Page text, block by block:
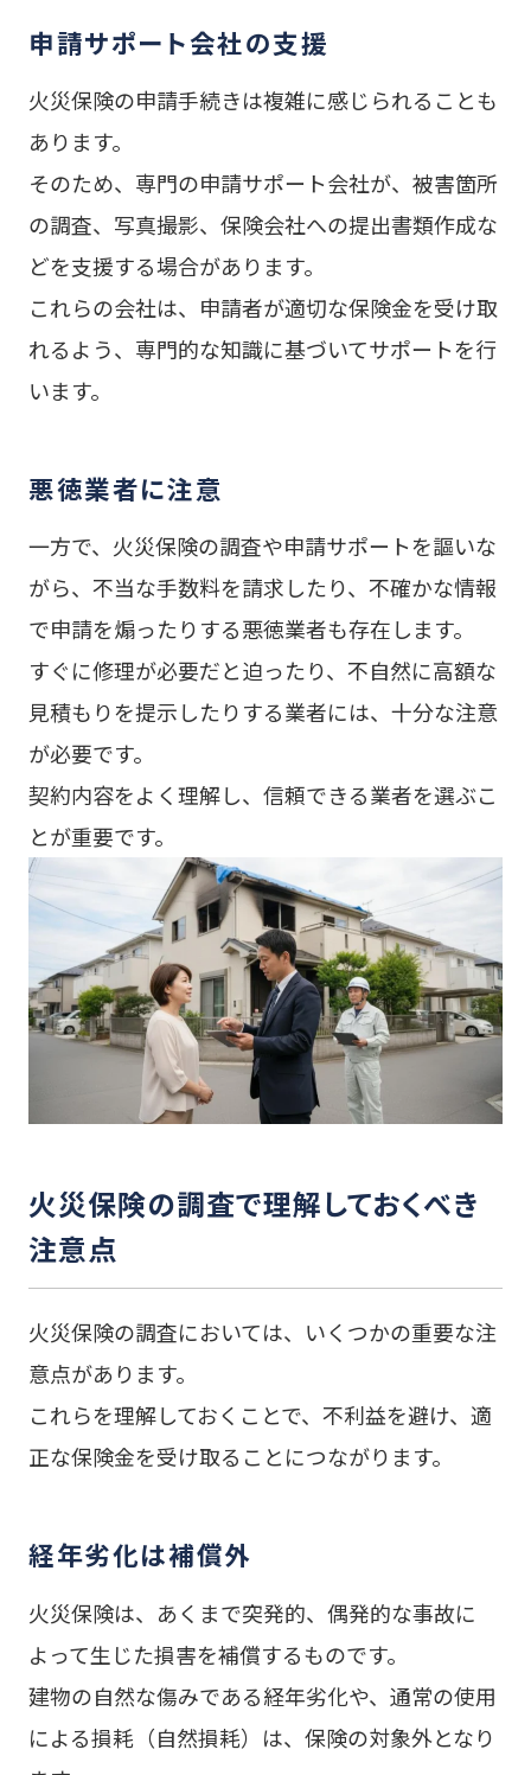
申請サポート会社の支援
火災保険の申請手続きは複雑に感じられることも
あります。
そのため、専門の申請サポート会社が、被害箇所
の調査、写真撮影、保険会社への提出書類作成な
どを支援する場合があります。
これらの会社は、申請者が適切な保険金を受け取
れるよう、専門的な知識に基づいてサポートを行
います。
悪徳業者に注意
一方で、火災保険の調査や申請サポートを謳いな
がら、不当な手数料を請求したり、不確かな情報
で申請を煽ったりする悪徳業者も存在します。
すぐに修理が必要だと迫ったり、不自然に高額な
見積もりを提示したりする業者には、十分な注意
が必要です。
契約内容をよく理解し、信頼できる業者を選ぶこ
とが重要です。
火災保険の調査で理解しておくべき
注意点
火災保険の調査においては、いくつかの重要な注
意点があります。
これらを理解しておくことで、不利益を避け、適
正な保険金を受け取ることにつながります。
経年劣化は補償外
火災保険は、あくまで突発的、偶発的な事故に
よって生じた損害を補償するものです。
建物の自然な傷みである経年劣化や、通常の使用
による損耗（自然損耗）は、保険の対象外となり